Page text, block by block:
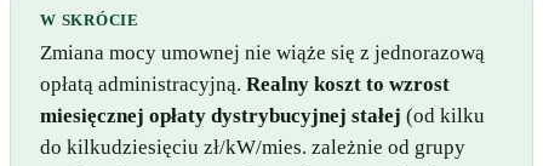
W SKRÓCIE
Zmiana mocy umownej nie wiąże się z jednorazową
opłatą administracyjną. Realny koszt to wzrost
miesięcznej opłaty dystrybucyjnej stałej (od kilku
do kilkudziesięciu zł/kW/mies. zależnie od grupy